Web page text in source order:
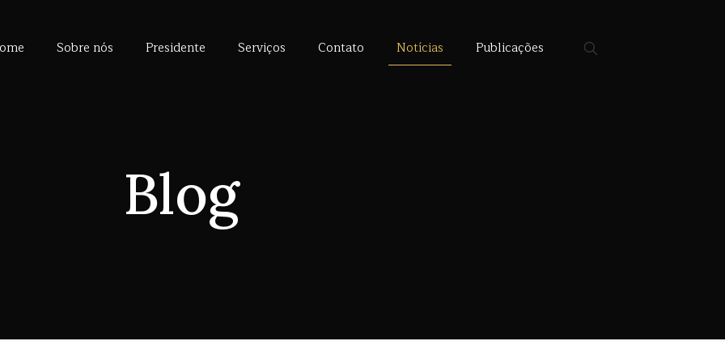
Sobre nós Presidente Serviços Contato Notícias Publicações
Blog